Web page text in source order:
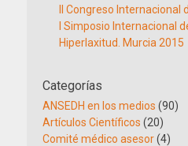
II Congreso Internacional
I Simposio Internacional
Hiperlaxitud. Murcia 2015
Categorías
ANSEDH en los medios (90)
Artículos Científicos (20)
Comité médico asesor(4)